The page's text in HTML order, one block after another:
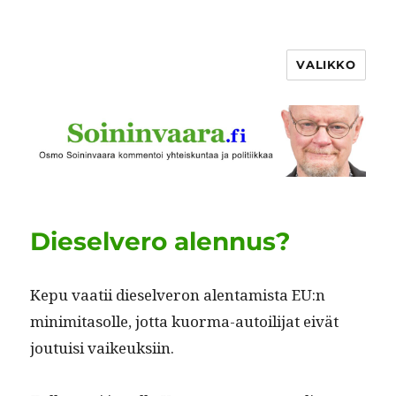
VALIKKO
Dieselvero alennus?
Kepu vaatii die­selveron alen­tamista EU:n
minim­i­ta­solle, jot­ta kuor­ma-autoil­i­jat eivät
jou­tu­isi vaikeuksiin.